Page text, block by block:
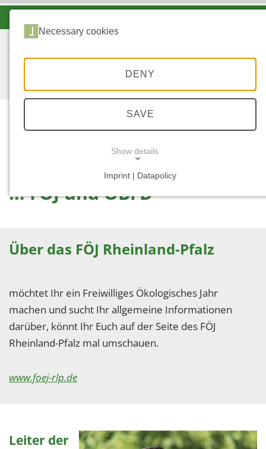
STARTSEITE
...
... FÖJ und ÖBFD
Über das FÖJ Rheinland-Pfalz
möchtet Ihr ein Freiwilliges Ökologisches Jahr
machen und sucht Ihr allgemeine Informationen
darüber, könnt Ihr Euch auf der Seite des FÖJ
Rheinland-Pfalz mal umschauen.
www.foej-rlp.de
Leiter der
Necessary cookies
DENY
SAVE
Show details
Imprint | Datapolicy